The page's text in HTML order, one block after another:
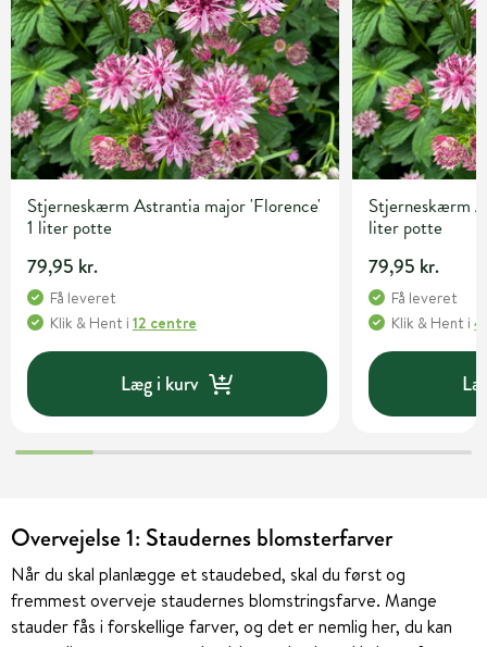
Stjerneskærm Astrantia major 'Florence'
1 liter potte
79,95 kr.
Få leveret
Klik & Hent i 12 centre
Læg i kurv
Stjerneskærm
liter potte
79,95 kr.
Få leveret
Klik & Hent i4
Overvejelse 1: Staudernes blomsterfarver
Når du skal planlægge et staudebed, skal du først og
fremmest overveje staudernes blomstringsfarve. Mange
stauder fås i forskellige farver, og det er nemlig her, du kan